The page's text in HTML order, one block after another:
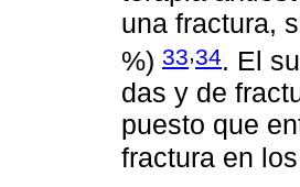
una fractura,
%) 33,34. El
das y de
puesto que
fractura en